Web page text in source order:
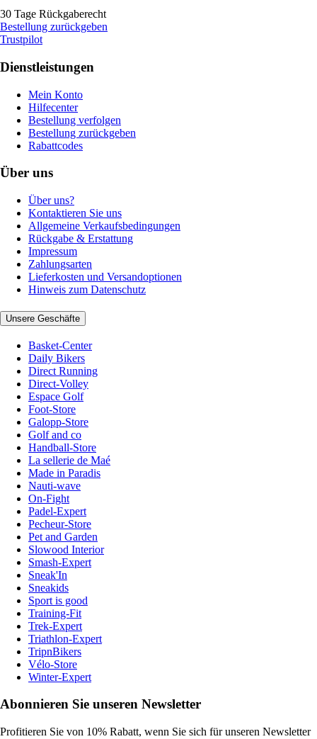
30 Tage Rückgaberecht
Bestellung zurückgeben
Trustpilot
Dienstleistungen
Mein Konto
Hilfecenter
Bestellung verfolgen
Bestellung zurückgeben
Rabattcodes
Über uns
Über uns?
Kontaktieren Sie uns
Allgemeine Verkaufsbedingungen
Rückgabe & Erstattung
Impressum
Zahlungsarten
Lieferkosten und Versandoptionen
Hinweis zum Datenschutz
Unsere Geschäfte
Basket-Center
Daily Bikers
Direct Running
Direct-Volley
Espace Golf
Foot-Store
Galopp-Store
Golf and co
Handball-Store
La sellerie de Maé
Made in Paradis
Nauti-wave
On-Fight
Padel-Expert
Pecheur-Store
Pet and Garden
Slowood Interior
Smash-Expert
Sneak'In
Sneakids
Sport is good
Training-Fit
Trek-Expert
Triathlon-Expert
TripnBikers
Vélo-Store
Winter-Expert
Abonnieren Sie unseren Newsletter
Profitieren Sie von 10% Rabatt, wenn Sie sich für unseren Newsletter